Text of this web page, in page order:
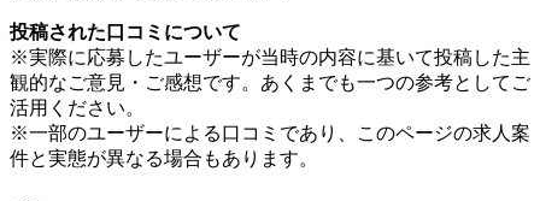
投稿された口コミについて
※実際に応募したユーザーが当時の内容に基いて投稿した主
観的なご意見・ご感想です。あくまでも一つの参考としてご
活用ください。
※一部のユーザーによる口コミであり、このページの求人案
件と実態が異なる場合もあります。